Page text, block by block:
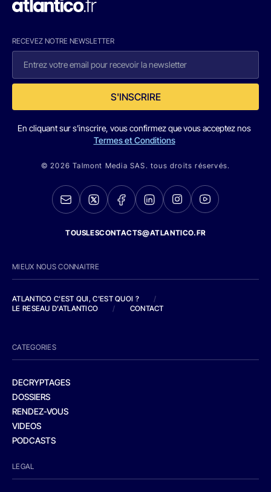
RECEVEZ NOTRE NEWSLETTER
S'INSCRIRE
En cliquant sur s'inscrire, vous confirmez que vous acceptez nos
Termes et Conditions
© 2026 Talmont Media SAS. tous droits réservés.
TOUSLESCONTACTS@ATLANTICO.FR
MIEUX NOUS CONNAITRE
ATLANTICO C'EST QUI, C'EST QUOI ?
/
LE RESEAU D'ATLANTICO
/ CONTACT
CATEGORIES
DECRYPTAGES
DOSSIERS
RENDEZ-VOUS
VIDEOS
PODCASTS
LEGAL